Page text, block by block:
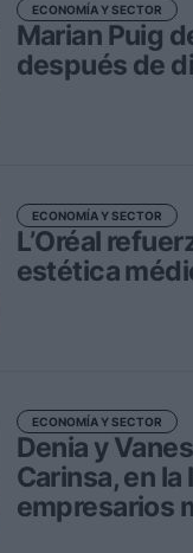
Marian Puig
después de
ECONOMÍA Y SECTOR
L’Oréal
estética
ECONOMÍA Y SECTOR
Denia y
Carinsa, en
empresarios
ECONOMÍA Y SECTOR